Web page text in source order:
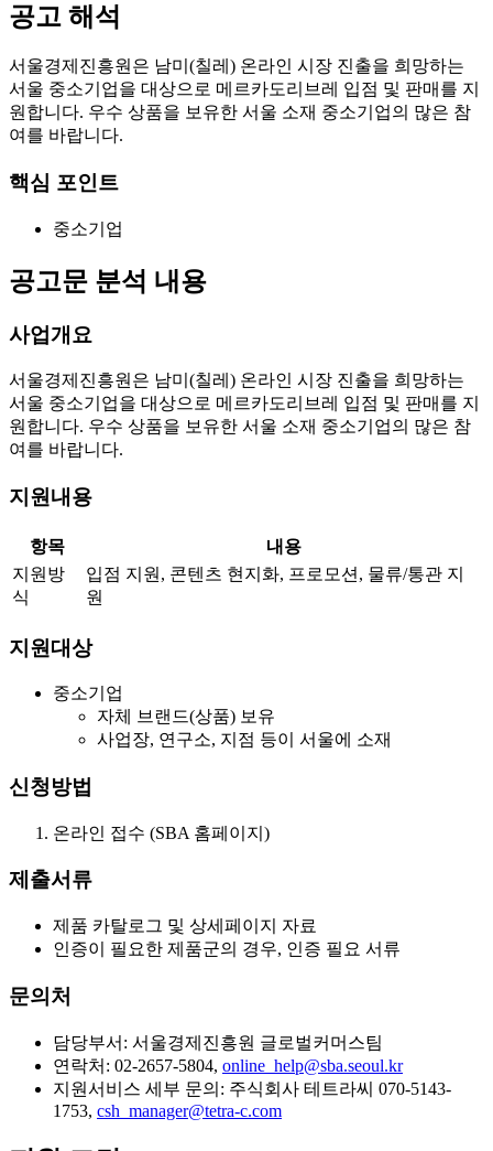
공고 해석
서울경제진흥원은 남미(칠레) 온라인 시장 진출을 희망하는
서울 중소기업을 대상으로 메르카도리브레 입점 및 판매를 지
원합니다. 우수 상품을 보유한 서울 소재 중소기업의 많은 참
여를 바랍니다.
핵심 포인트
중소기업
공고문 분석 내용
사업개요
서울경제진흥원은 남미(칠레) 온라인 시장 진출을 희망하는
서울 중소기업을 대상으로 메르카도리브레 입점 및 판매를 지
원합니다. 우수 상품을 보유한 서울 소재 중소기업의 많은 참
여를 바랍니다.
지원내용
항목
내용
지원방
식
입점 지원, 콘텐츠 현지화, 프로모션, 물류/통관 지
원
지원대상
중소기업
자체 브랜드(상품) 보유
사업장, 연구소, 지점 등이 서울에 소재
신청방법
온라인 접수 (SBA 홈페이지)
제출서류
제품 카탈로그 및 상세페이지 자료
인증이 필요한 제품군의 경우, 인증 필요 서류
문의처
담당부서: 서울경제진흥원 글로벌커머스팀
연락처: 02-2657-5804, online_help@sba.seoul.kr
지원서비스 세부 문의: 주식회사 테트라씨 070-5143-
1753, csh_manager@tetra-c.com